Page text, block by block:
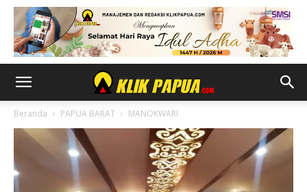
Beranda PAPUA BARAT MANOKWARI